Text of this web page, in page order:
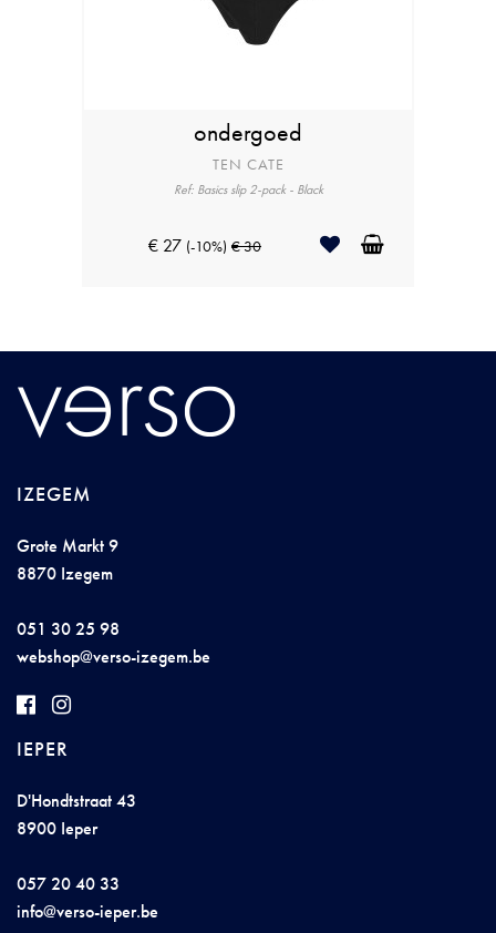
ondergoed
TEN CATE
Ref: Basics slip 2-pack - Black
€ 27 (-10%) € 30
IZEGEM
Grote Markt 9
8870 Izegem
051 30 25 98
webshop@verso-izegem.be
IEPER
D'Hondtstraat 43
8900 Ieper
057 20 40 33
info@verso-ieper.be